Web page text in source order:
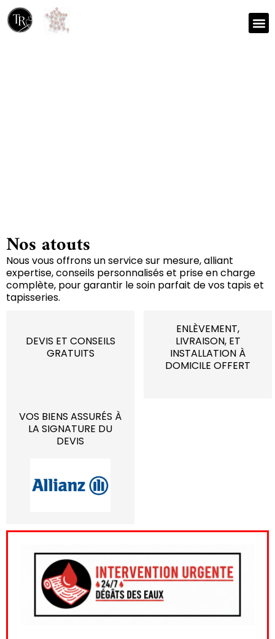
Nos atouts
Nous vous offrons un service sur mesure, alliant
expertise, conseils personnalisés et prise en charge
complète, pour garantir le soin parfait de vos tapis et
tapisseries.
DEVIS ET CONSEILS
GRATUITS
ENLÈVEMENT,
LIVRAISON, ET
INSTALLATION À
DOMICILE OFFERT
VOS BIENS ASSURÉS À
LA SIGNATURE DU
DEVIS